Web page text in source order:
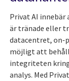
Privat AI innebär
är tränade eller
datacentret, on-
möjligt att
integriteten
analys. Med